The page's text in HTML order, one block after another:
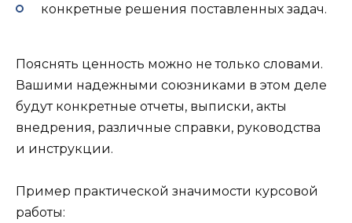
конкретные решения поставленных задач.
Пояснять ценность можно не только словами.
Вашими надежными союзниками в этом деле
будут конкретные отчеты, выписки, акты
внедрения, различные справки, руководства
и инструкции.
Пример практической значимости курсовой
работы: